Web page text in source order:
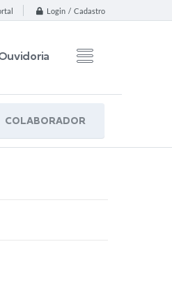
Login / Cadastro
COLABORADOR